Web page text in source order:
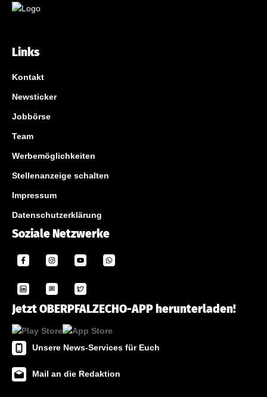
Links
Kontakt
Newsticker
Jobbörse
Team
Werbemöglichkeiten
Stellenanzeige schalten
Impressum
Datenschutzerklärung
Soziale Netzwerke
Jetzt OBERPFALZECHO-APP herunterladen!
Unsere News-Services für Euch
Mail an die Redaktion